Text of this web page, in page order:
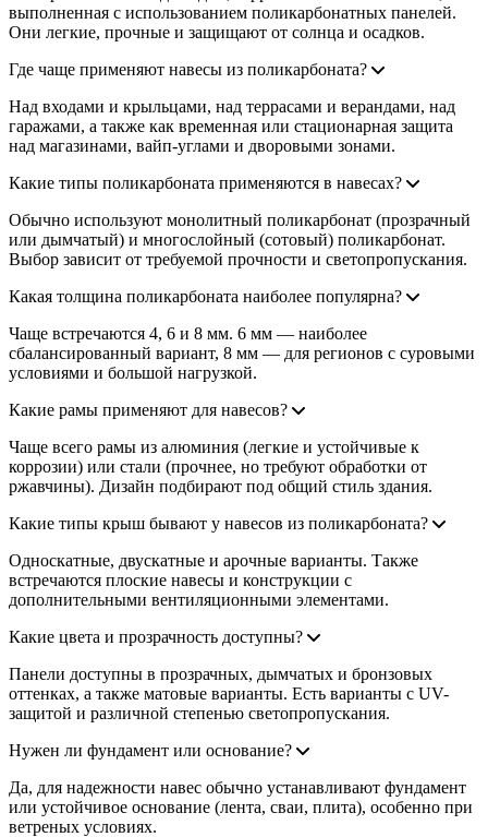
выполненная с использованием поликарбонатных панелей.
Они легкие, прочные и защищают от солнца и осадков.
Где чаще применяют навесы из поликарбоната?
Над входами и крыльцами, над террасами и верандами, над
гаражами, а также как временная или стационарная защита
над магазинами, вайп-углами и дворовыми зонами.
Какие типы поликарбоната применяются в навесах?
Обычно используют монолитный поликарбонат (прозрачный
или дымчатый) и многослойный (сотовый) поликарбонат.
Выбор зависит от требуемой прочности и светопропускания.
Какая толщина поликарбоната наиболее популярна?
Чаще встречаются 4, 6 и 8 мм. 6 мм — наиболее
сбалансированный вариант, 8 мм — для регионов с суровыми
условиями и большой нагрузкой.
Какие рамы применяют для навесов?
Чаще всего рамы из алюминия (легкие и устойчивые к
коррозии) или стали (прочнее, но требуют обработки от
ржавчины). Дизайн подбирают под общий стиль здания.
Какие типы крыш бывают у навесов из поликарбоната?
Односкатные, двускатные и арочные варианты. Также
встречаются плоские навесы и конструкции с
дополнительными вентиляционными элементами.
Какие цвета и прозрачность доступны?
Панели доступны в прозрачных, дымчатых и бронзовых
оттенках, а также матовые варианты. Есть варианты с UV-
защитой и различной степенью светопропускания.
Нужен ли фундамент или основание?
Да, для надежности навес обычно устанавливают фундамент
или устойчивое основание (лента, сваи, плита), особенно при
ветреных условиях.